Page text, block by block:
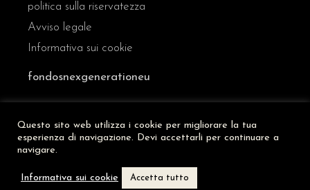
politica sulla riservatezza
Avviso legale
Informativa sui cookie
fondosnexgenerationeu
Questo sito web utilizza i cookie per migliorare la tua
esperienza di navigazione. Devi accettarli per continuare a
navigare.
Informativa sui cookie Accetta tutto
French